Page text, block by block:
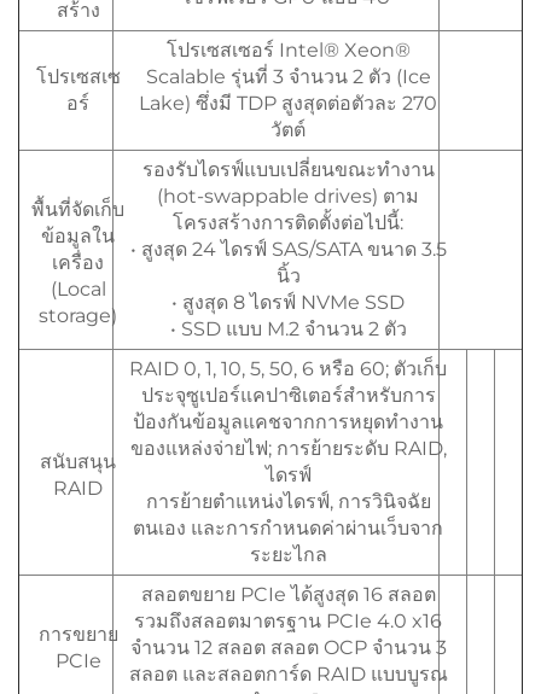
สร้าง
โปรเซสเซ
อร์
โปรเซสเซอร์ Intel® Xeon®
Scalable รุ่นที่ 3 จำนวน 2 ตัว (Ice
Lake) ซึ่งมี TDP สูงสุดต่อตัวละ 270
วัตต์
พื้นที่จัดเก็บ
ข้อมูลใน
เครื่อง
(Local
storage)
รองรับไดรฟ์แบบเปลี่ยนขณะทำงาน
(hot-swappable drives) ตาม
โครงสร้างการติดตั้งต่อไปนี้:
• สูงสุด 24 ไดรฟ์ SAS/SATA ขนาด 3.5
นิ้ว
• สูงสุด 8 ไดรฟ์ NVMe SSD
• SSD แบบ M.2 จำนวน 2 ตัว
สนับสนุน
RAID
RAID 0, 1, 10, 5, 50, 6 หรือ 60; ตัวเก็บ
ประจุซูเปอร์แคปาซิเตอร์สำหรับการ
ป้องกันข้อมูลแคชจากการหยุดทำงาน
ของแหล่งจ่ายไฟ; การย้ายระดับ RAID,
ไดรฟ์
การย้ายตำแหน่งไดรฟ์, การวินิจฉัย
ตนเอง และการกำหนดค่าผ่านเว็บจาก
ระยะไกล
การขยาย
PCIe
สลอตขยาย PCIe ได้สูงสุด 16 สลอต
รวมถึงสลอตมาตรฐาน PCIe 4.0 x16
จำนวน 12 สลอต สลอต OCP จำนวน 3
สลอต และสลอตการ์ด RAID แบบบูรณ